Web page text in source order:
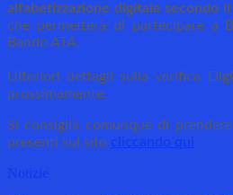
alfabetizzazione digitale secondo
che permetterà di partecipare a
Bando ATA.
Ulteriori dettagli sulla verifica
prossimamente.
Si consiglia comunque di
presenti sul sito cliccando qui
Notizie